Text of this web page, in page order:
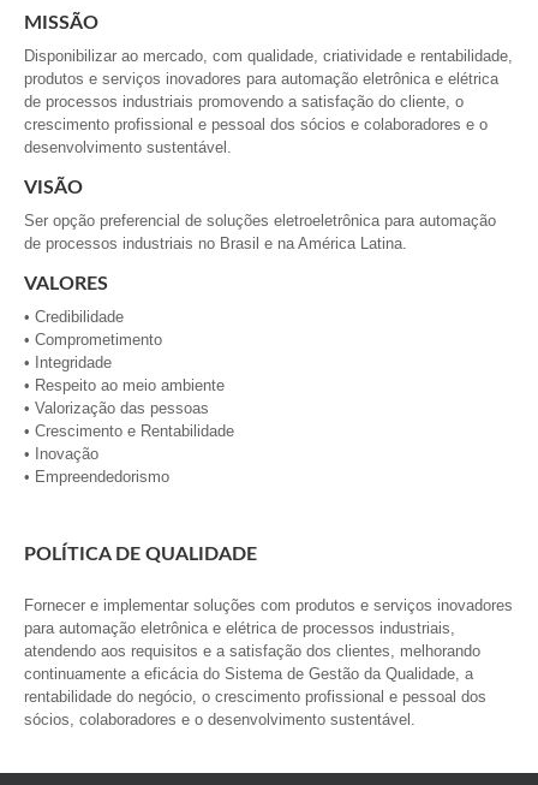
MISSÃO
Disponibilizar ao mercado, com qualidade, criatividade e rentabilidade,
produtos e serviços inovadores para automação eletrônica e elétrica
de processos industriais promovendo a satisfação do cliente, o
crescimento profissional e pessoal dos sócios e colaboradores e o
desenvolvimento sustentável.
VISÃO
Ser opção preferencial de soluções eletroeletrônica para automação
de processos industriais no Brasil e na América Latina.
VALORES
• Credibilidade
• Comprometimento
• Integridade
• Respeito ao meio ambiente
• Valorização das pessoas
• Crescimento e Rentabilidade
• Inovação
• Empreendedorismo
POLÍTICA DE QUALIDADE
Fornecer e implementar soluções com produtos e serviços inovadores
para automação eletrônica e elétrica de processos industriais,
atendendo aos requisitos e a satisfação dos clientes, melhorando
continuamente a eficácia do Sistema de Gestão da Qualidade, a
rentabilidade do negócio, o crescimento profissional e pessoal dos
sócios, colaboradores e o desenvolvimento sustentável.